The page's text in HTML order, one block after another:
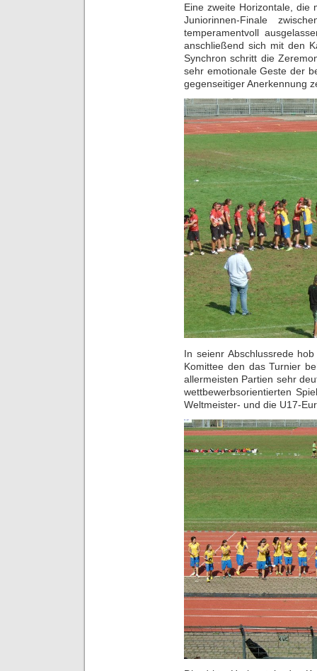
Eine zweite Horizontale, die
Juniorinnen-Finale
temperamentvoll
anschließend sich mit den
Synchron schritt die
sehr emotionale Geste der
gegenseitiger Anerkennung
In seienr Abschlussrede
Komittee den das Turnier
allermeisten Partien sehr
wettbewerbsorientierten
Weltmeister- und die U17-